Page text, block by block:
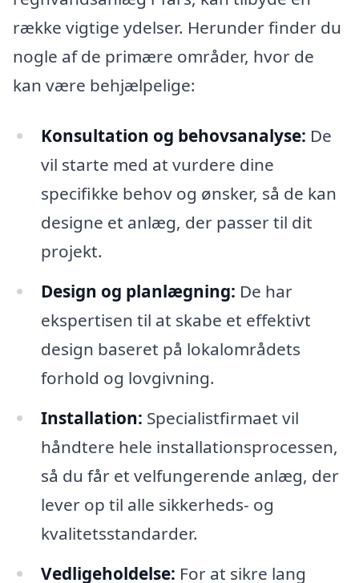
række vigtige ydelser. Herunder finder du
nogle af de primære områder, hvor de
kan være behjælpelige:
Konsultation og behovsanalyse: De
vil starte med at vurdere dine
specifikke behov og ønsker, så de kan
designe et anlæg, der passer til dit
projekt.
Design og planlægning: De har
ekspertisen til at skabe et effektivt
design baseret på lokalområdets
forhold og lovgivning.
Installation: Specialistfirmaet vil
håndtere hele installationsprocessen,
så du får et velfungerende anlæg, der
lever op til alle sikkerheds- og
kvalitetsstandarder.
Vedligeholdelse: For at sikre lang